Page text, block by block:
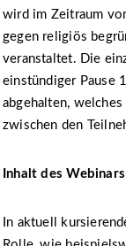
wird im Zeitraum
gegen religiös
veranstaltet. Die
einstündiger Pause
abgehalten,
zwischen den
Inhalt des Webinars
In aktuell